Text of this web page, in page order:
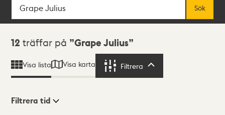
Sök
Sökresultat
12 träffar på Grape Julius
Visa lista Visa karta Filtrera
Filtrera tid